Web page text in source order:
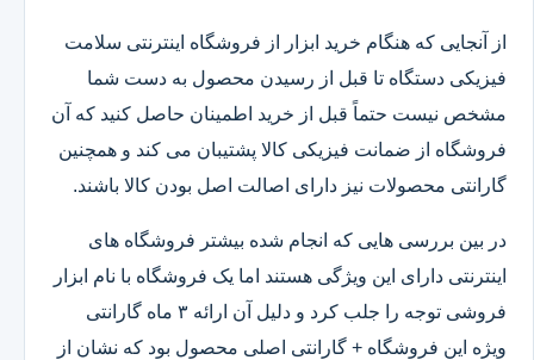
از آنجایی که هنگام خرید ابزار از فروشگاه اینترنتی سلامت
فیزیکی دستگاه تا قبل از رسیدن محصول به دست شما
مشخص نیست حتماً قبل از خرید اطمینان حاصل کنید که آن
فروشگاه از ضمانت فیزیکی کالا پشتیبان می کند و همچنین
گارانتی محصولات نیز دارای اصالت اصل بودن کالا باشند.
در بین بررسی هایی که انجام شده بیشتر فروشگاه های
اینترنتی دارای این ویژگی هستند اما یک فروشگاه با نام ابزار
فروشی توجه را جلب کرد و دلیل آن ارائه ۳ ماه گارانتی
ویژه این فروشگاه + گارانتی اصلی محصول بود که نشان از